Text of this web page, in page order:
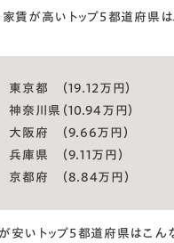
家賃が高いトップ５都道府県は
東京都 （19.12万円）
神奈川県（10.94万円）
大阪府 （9.66万円）
兵庫県 （9.11万円）
京都府 （8.84万円）
安いトップ５都道府県はこん